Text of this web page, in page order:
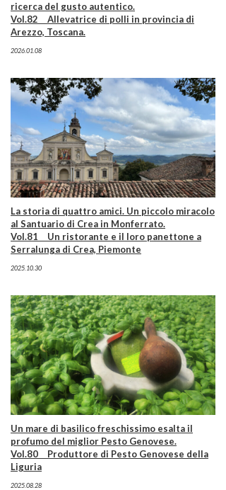
ricerca del gusto autentico.
Vol.82 Allevatrice di polli in provincia di
Arezzo, Toscana.
2026.01.08
La storia di quattro amici. Un piccolo miracolo
al Santuario di Crea in Monferrato.
Vol.81 Un ristorante e il loro panettone a
Serralunga di Crea, Piemonte
2025.10.30
Un mare di basilico freschissimo esalta il
profumo del miglior Pesto Genovese.
Vol.80 Produttore di Pesto Genovese della
Liguria
2025.08.28